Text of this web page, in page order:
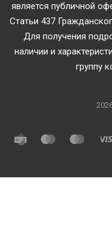
является публичной
Статьи 437
Для получения
наличии и
группу